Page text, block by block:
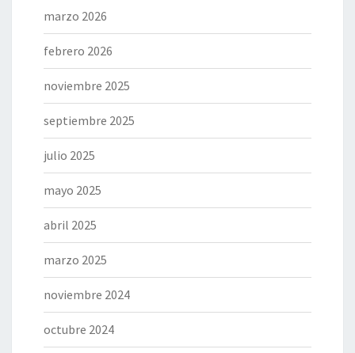
marzo 2026
febrero 2026
noviembre 2025
septiembre 2025
julio 2025
mayo 2025
abril 2025
marzo 2025
noviembre 2024
octubre 2024